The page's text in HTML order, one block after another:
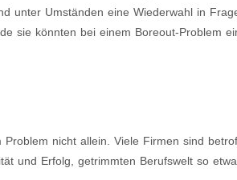
unter Umständen eine Wiederwahl in
sie könnten bei einem Boreout-Problem
nicht allein. Viele Firmen sind
und Erfolg, getrimmten Berufswelt so